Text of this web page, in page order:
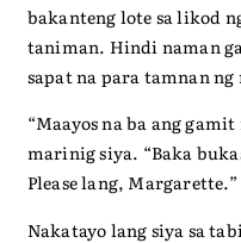
bakanteng lote sa likod
taniman. Hindi naman
sapat na para tamnan
“Maayos na ba ang
marinig siya. “Baka
Please lang, Margarette.”
Nakatayo lang siya sa